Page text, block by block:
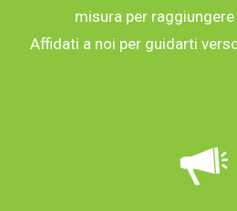
misura per
Affidati a noi per guidarti